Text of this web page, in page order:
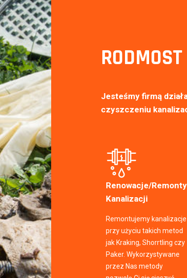
RODMOST
Jesteśmy firmą
czyszczeniu
Renowacje/Remonty
Kanalizacji
Remontujemy kanalizacje
przy użyciu takich metod
jak Kraking, Shorrtling czy
Paker. Wykorzystywane
przez Nas metody